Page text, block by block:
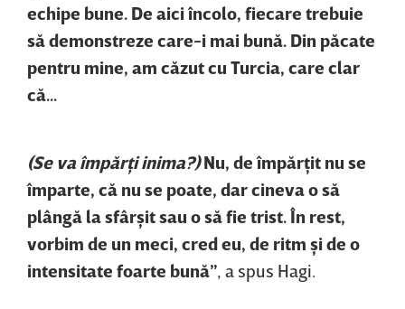
echipe bune. De aici încolo, fiecare trebuie
să demonstreze care-i mai bună. Din păcate
pentru mine, am căzut cu Turcia, care clar
că...
(Se va împărţi inima?)Nu, de împărţit nu se
împarte, că nu se poate, dar cineva o să
plângă la sfârşit sau o să fie trist. În rest,
vorbim de un meci, cred eu, de ritm şi de o
intensitate foarte bună”, a spus Hagi.